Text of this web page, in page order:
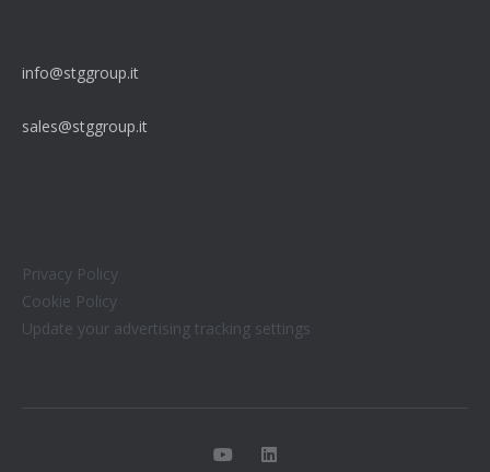
info@stggroup.it
sales@stggroup.it
Privacy Policy
Cookie Policy
Update your advertising tracking settings